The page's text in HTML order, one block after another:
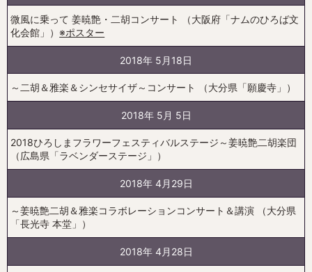
微風に乗って 姜暁艶・二胡コンサート （大阪府「ナムのひろば文
化会館」）※ポスター
2018年 5月18日
～二胡＆雅楽＆シンセサイザ～コンサート （大分県「願慶寺」）
2018年 5月 5日
2018ひろしまフラワーフェスティバルステージ～姜暁艶二胡楽団
（広島県「ラベンダーステージ」）
2018年 4月29日
～姜暁艶二胡＆雅楽コラボレーションコンサート＆講演 （大分県
「長光寺 本堂」）
2018年 4月28日